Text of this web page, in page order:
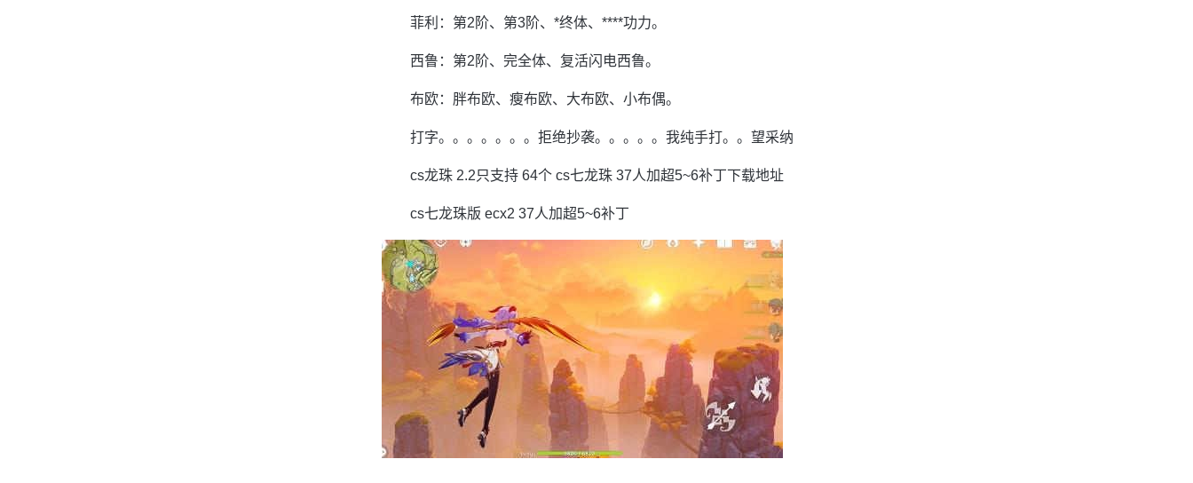
菲利：第2阶、第3阶、*终体、****功力。
西鲁：第2阶、完全体、复活闪电西鲁。
布欧：胖布欧、瘦布欧、大布欧、小布偶。
打字。。。。。。。拒绝抄袭。。。。。我纯手打。。望采纳
cs龙珠 2.2只支持 64个 cs七龙珠 37人加超5~6补丁下载地址
cs七龙珠版 ecx2 37人加超5~6补丁